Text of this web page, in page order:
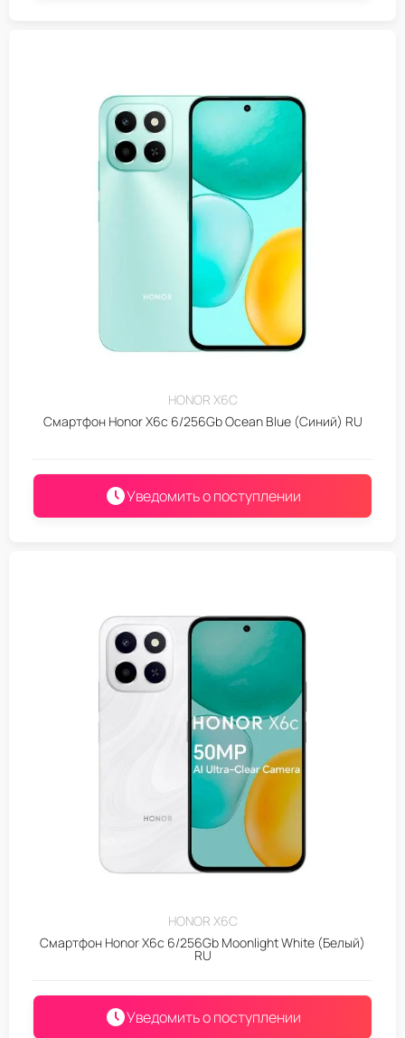
HONOR X6C
Смартфон Honor X6c 6/256Gb Ocean Blue (Синий) RU
Уведомить о поступлении
HONOR X6C
Смартфон Honor X6c 6/256Gb Moonlight White (Белый)
RU
Уведомить о поступлении